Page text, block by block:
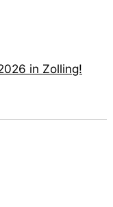
in Zolling!